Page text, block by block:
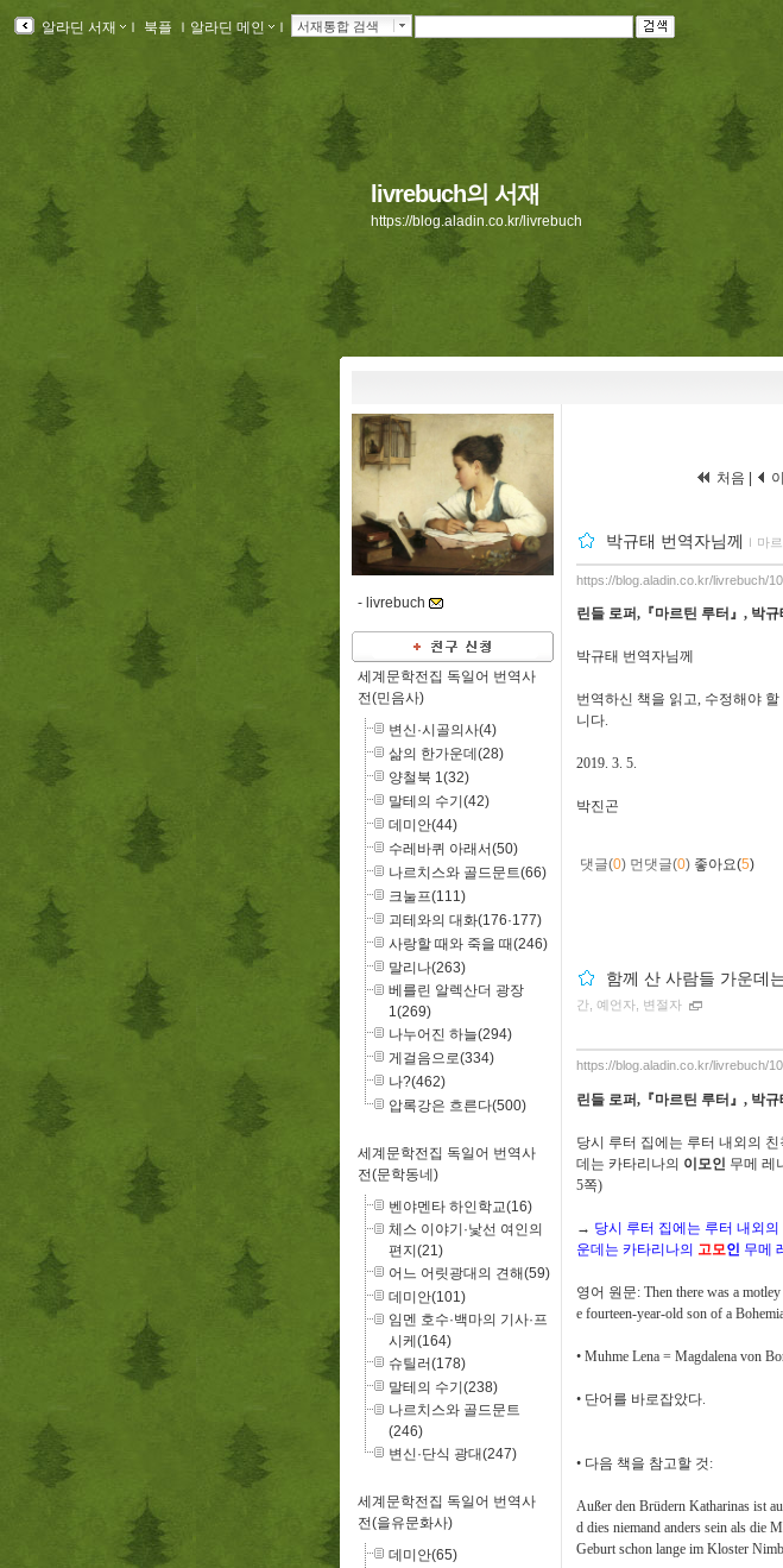
알라딘 서재 ｌ 북플 ｌ 알라딘 메인 ｌ 서재통합 검색
livrebuch의 서재
https://blog.aladin.co.kr/livrebuch
- livrebuch
세계문학전집 독일어 번역사
전(민음사)
변신·시골의사(4)
삶의 한가운데(28)
양철북 1(32)
말테의 수기(42)
데미안(44)
수레바퀴 아래서(50)
나르치스와 골드문트(66)
크눌프(111)
괴테와의 대화(176·177)
사랑할 때와 죽을 때(246)
말리나(263)
베를린 알렉산더 광장
1(269)
나누어진 하늘(294)
게걸음으로(334)
나?(462)
압록강은 흐른다(500)
세계문학전집 독일어 번역사
전(문학동네)
벤야멘타 하인학교(16)
체스 이야기·낯선 여인의
편지(21)
어느 어릿광대의 견해(59)
데미안(101)
임멘 호수·백마의 기사·프
시케(164)
슈틸러(178)
말테의 수기(238)
나르치스와 골드문트
(246)
변신·단식 광대(247)
세계문학전집 독일어 번역사
전(을유문화사)
데미안(65)
처음 |
박규태 번역자님께 ｌ 마
https://blog.aladin.co.kr/livrebuch/
린들 로퍼, 『마르틴 루터 』 , 박규
박규태 번역자님께
번역하신 책을 읽고, 수정해야
니다.
2019. 3. 5.
박진곤
댓글(0) 먼댓글(0) 좋아요(5)
함께 산 사람들 가운데
간, 예언자, 변절자
https://blog.aladin.co.kr/livrebuch/
린들 로퍼, 『마르틴 루터 』 , 박규
당시 루터 집에는 루터 내외의
데는 카타리나의 이모인 무메 레
5쪽)
→ 당시 루터 집에는 루터 내외
운데는 카타리나의 고모인 무메
영어 원문: Then there was a
e fourteen-year-old son of a
• Muhme Lena = Magdalena von
• 단어를 바로잡았다.
• 다음 책을 참고할 것:
Außer den Brüdern Katharinas ist
d dies niemand anders sein als die
Geburt schon lange im Kloster